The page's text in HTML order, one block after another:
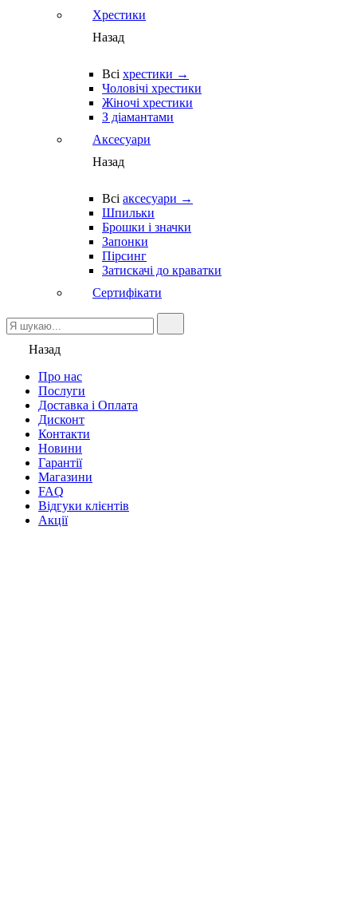
Хрестики
Назад
Всі хрестики →
Чоловічі хрестики
Жіночі хрестики
З діамантами
Аксесуари
Назад
Всі аксесуари →
Шпильки
Брошки і значки
Запонки
Пірсинг
Затискачі до краватки
Сертифікати
Назад
Про нас
Послуги
Доставка і Оплата
Дисконт
Контакти
Новини
Гарантії
Магазини
FAQ
Відгуки клієнтів
Акції